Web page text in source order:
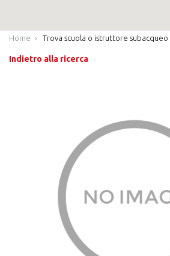
Home Trova scuola o istruttore subacqueo
Indietro alla ricerca